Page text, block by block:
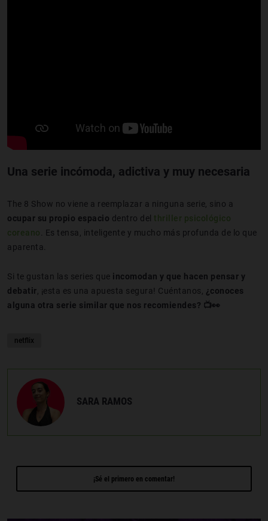
Una serie incómoda, adictiva y muy necesaria
The 8 Show no viene a reemplazar a ninguna serie, sino a
ocupar su propio espacio dentro del thriller psicológico
coreano. Es tensa, inteligente y mucho más profunda de lo que
aparenta.
Si te gustan las series que incomodan y que hacen pensar y
debatir, ¡esta es una apuesta segura! Cuéntanos, ¿conoces
alguna otra serie similar que nos recomiendes? 📺👀
netflix
SARA RAMOS
¡Sé el primero en comentar!